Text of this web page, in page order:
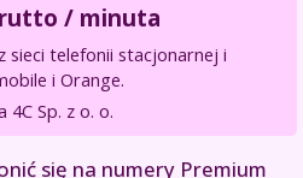
/ minuta
sieci telefonii stacjonarnej i
i Orange.
4C Sp. z o. o.
się na numery Premium